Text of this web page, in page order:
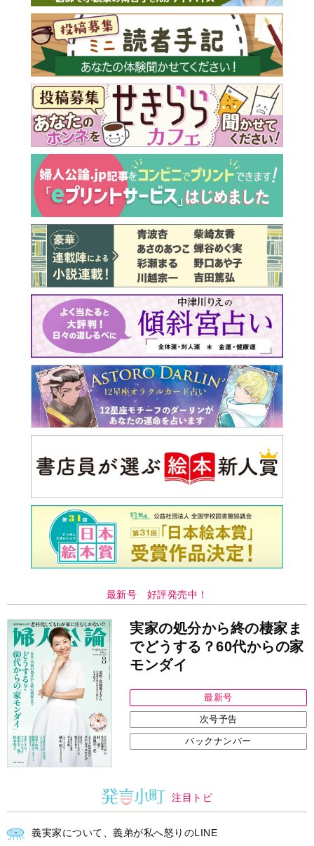
最新号 好評発売中！
実家の処分から終の棲家ま
でどうする？60代からの家
モンダイ
最新号
次号予告
バックナンバー
注目トピ
義実家について、義弟が私へ怒りのLINE